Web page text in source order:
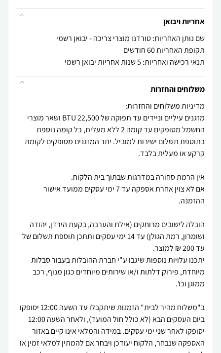
אחריות ויבואן
שם נותן האחריות: טורדנו מוצרי צריכה - יבואן רשמי
תקופת האחריות 60 חודשים
תנאי רכישה ואחריות: 5 שנות אחריות יבואן רשמי
משלוחים והחזרות
מזגנים עיליים וניידים עד תפוקה של 22,500 BTU ושאר מוצרי
החשמל מסופקים עד קומה 2 ללא מעלית, כל קומה נוספת
בתוספת תשלום ישירות למוביל. יתר המזגנים מסופקים לקומת
אם לא צוין אחרת אספקה עד 7 ימי עסקים ממועד אישור
הובלה לישובים מרוחקים (אילת והערבה, בקעת הירדן, יהודה
ושומרון, רמת הגולן) עד 14 ימי עסקים ותתכן תוספת תשלום של
יתכנו עלויות נוספות שיגבו ע"י חברת ההובלות בעבור סבלות
מיוחדת, פירוק דלתות ו/או שירותים מיוחדים כגון מנוף, רכב
ב"משלוח מהיר לבית" הזמנות שיתקבלו עד השעה 12:00 יסופקו
ביום העסקים הבא (לא כולל חול המועד), ולאחר השעה 12:00
יסופקו לאחר שני ימי עסקים. במידה והמלאי אינו קיים באזור
האספקה שנבחר, הלקוח יעודכן ויבחר אם להמתין למלאי זמין או